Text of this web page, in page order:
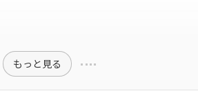
もっと見る